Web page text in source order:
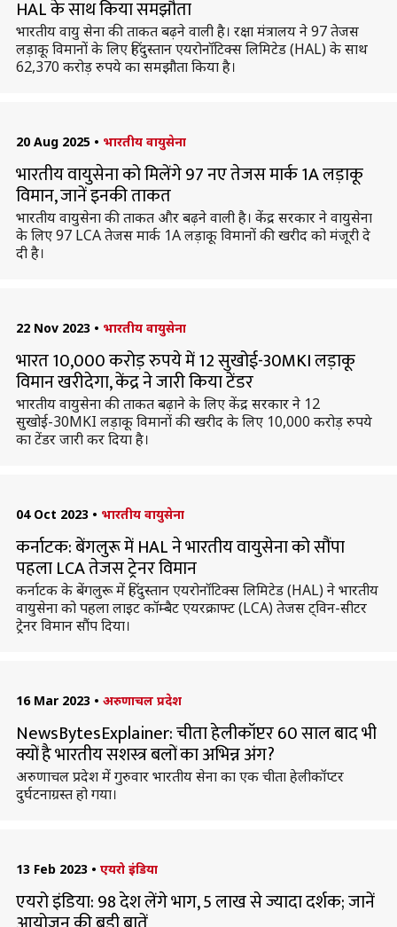
HAL के साथ किया समझौता
भारतीय वायु सेना की ताकत बढ़ने वाली है। रक्षा मंत्रालय ने 97 तेजस
लड़ाकू विमानों के लिए हिंदुस्तान एयरोनॉटिक्स लिमिटेड (HAL) के साथ
62,370 करोड़ रुपये का समझौता किया है।
20 Aug 2025 • भारतीय वायुसेना
भारतीय वायुसेना को मिलेंगे 97 नए तेजस मार्क 1A लड़ाकू
विमान, जानें इनकी ताकत
भारतीय वायुसेना की ताकत और बढ़ने वाली है। केंद्र सरकार ने वायुसेना
के लिए 97 LCA तेजस मार्क 1A लड़ाकू विमानों की खरीद को मंजूरी दे
दी है।
22 Nov 2023 • भारतीय वायुसेना
भारत 10,000 करोड़ रुपये में 12 सुखोई-30MKI लड़ाकू
विमान खरीदेगा, केंद्र ने जारी किया टेंडर
भारतीय वायुसेना की ताकत बढ़ाने के लिए केंद्र सरकार ने 12
सुखोई-30MKI लड़ाकू विमानों की खरीद के लिए 10,000 करोड़ रुपये
का टेंडर जारी कर दिया है।
04 Oct 2023 • भारतीय वायुसेना
कर्नाटक: बेंगलुरू में HAL ने भारतीय वायुसेना को सौंपा
पहला LCA तेजस ट्रेनर विमान
कर्नाटक के बेंगलुरू में हिंदुस्तान एयरोनॉटिक्स लिमिटेड (HAL) ने भारतीय
वायुसेना को पहला लाइट कॉम्बैट एयरक्राफ्ट (LCA) तेजस ट्विन-सीटर
ट्रेनर विमान सौंप दिया।
16 Mar 2023 • अरुणाचल प्रदेश
NewsBytesExplainer: चीता हेलीकॉप्टर 60 साल बाद भी
क्यों है भारतीय सशस्त्र बलों का अभिन्न अंग?
अरुणाचल प्रदेश में गुरुवार भारतीय सेना का एक चीता हेलीकॉप्टर
दुर्घटनाग्रस्त हो गया।
13 Feb 2023 • एयरो इंडिया
एयरो इंडिया: 98 देश लेंगे भाग, 5 लाख से ज्यादा दर्शक; जानें